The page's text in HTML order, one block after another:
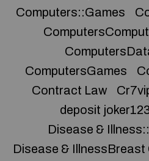
Computers::Games
ComputersGames
Contract Law
deposit
Disease &
Disease & IllnessBreast